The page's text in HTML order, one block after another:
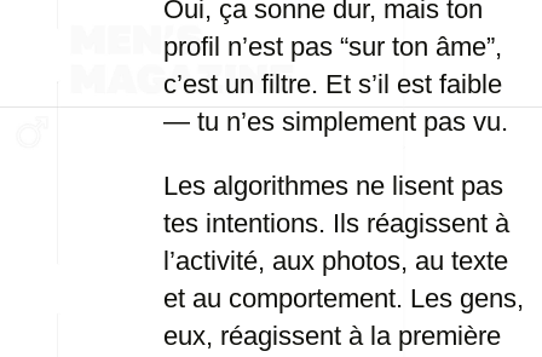
Oui, ça sonne dur, mais ton
profil n’est pas “sur ton âme”,
c’est un filtre. Et s’il est faible
— tu n’es simplement pas vu.
Les algorithmes ne lisent pas
tes intentions. Ils réagissent à
l’activité, aux photos, au texte
et au comportement. Les gens,
eux, réagissent à la première